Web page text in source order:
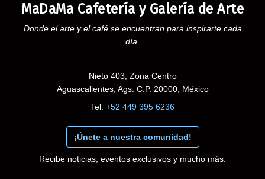
MaDaMa Cafetería y Galería de Arte
Donde el arte y el café se encuentran para inspirarte cada
día.
Nieto 403, Zona Centro
Aguascalientes, Ags. C.P. 20000, México
Tel. +52 449 395 6236
¡Únete a nuestra comunidad!
Recibe noticias, eventos exclusivos y mucho más.